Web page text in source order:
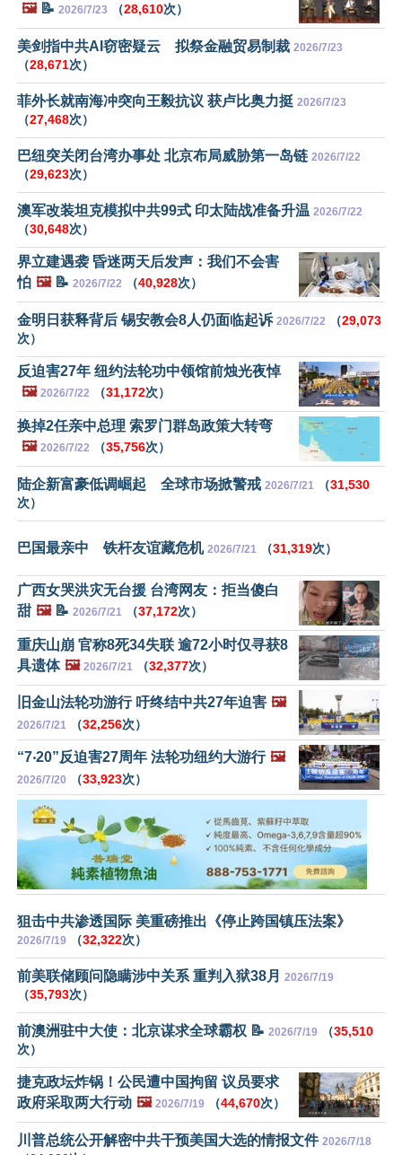
🖼️📝 2026/7/23 （28,610次）
美剑指中共AI窃密疑云 拟祭金融贸易制裁 2026/7/23
（28,671次）
菲外长就南海冲突向王毅抗议 获卢比奥力挺 2026/7/23
（27,468次）
巴纽突关闭台湾办事处 北京布局威胁第一岛链 2026/7/22
（29,623次）
澳军改装坦克模拟中共99式 印太陆战准备升温 2026/7/22
（30,648次）
界立建遇袭 昏迷两天后发声：我们不会害
怕 🖼️📝 2026/7/22 （40,928次）
金明日获释背后 锡安教会8人仍面临起诉 2026/7/22 （29,073
次）
反迫害27年 纽约法轮功中领馆前烛光夜悼
🖼️ 2026/7/22 （31,172次）
换掉2任亲中总理 索罗门群岛政策大转弯
🖼️ 2026/7/22 （35,756次）
陆企新富豪低调崛起 全球市场掀警戒 2026/7/21 （31,530
次）
巴国最亲中 铁杆友谊藏危机 2026/7/21 （31,319次）
广西女哭洪灾无台援 台湾网友：拒当傻白
甜 🖼️📝 2026/7/21 （37,172次）
重庆山崩 官称8死34失联 逾72小时仅寻获8
具遗体 🖼️ 2026/7/21 （32,377次）
旧金山法轮功游行 吁终结中共27年迫害 🖼️
2026/7/21 （32,256次）
“7‧20”反迫害27周年 法轮功纽约大游行 🖼️
2026/7/20 （33,923次）
狙击中共渗透国际 美重磅推出《停止跨国镇压法案》
2026/7/19 （32,322次）
前美联储顾问隐瞒涉中关系 重判入狱38月 2026/7/19
（35,793次）
前澳洲驻中大使：北京谋求全球霸权 📝 2026/7/19 （35,510
次）
捷克政坛炸锅！公民遭中国拘留 议员要求
政府采取两大行动 🖼️ 2026/7/19 （44,670次）
川普总统公开解密中共干预美国大选的情报文件 2026/7/18